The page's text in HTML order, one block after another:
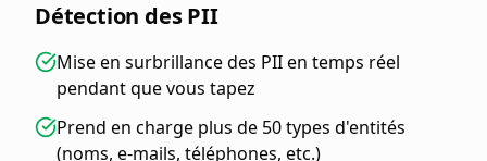
Détection des PII
Mise en surbrillance des PII en temps réel
pendant que vous tapez
Prend en charge plus de 50 types d'entités
(noms, e-mails, téléphones, etc.)